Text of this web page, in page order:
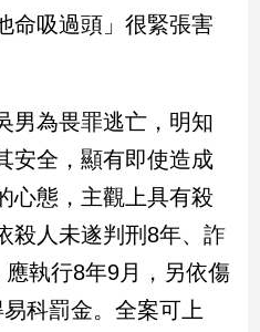
命吸過頭」很緊張害
男為畏罪逃亡，明知
安全，顯有即使造成
心態，主觀上具有殺
殺人未遂判刑8年、詐
執行8年9月，另依傷
科罰金。全案可上